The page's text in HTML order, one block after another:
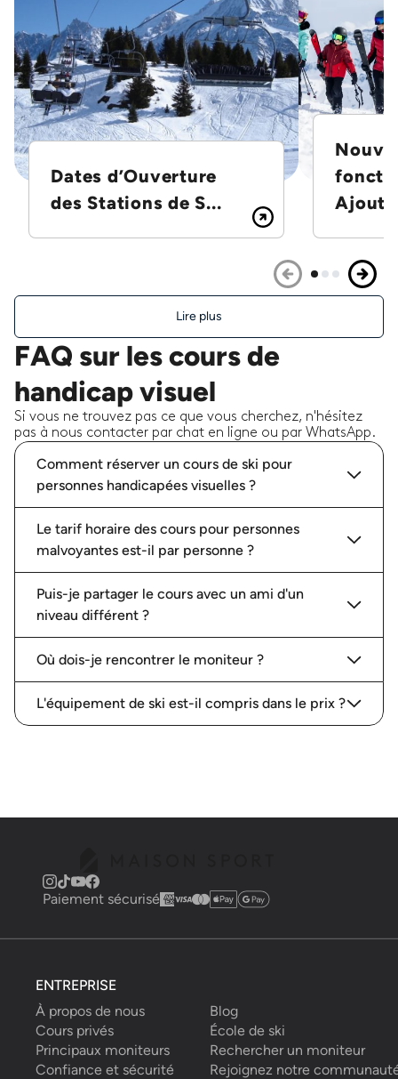
Dates d’Ouverture
des Stations de S...
Lire plus
FAQ sur les cours de
handicap visuel
Si vous ne trouvez pas ce que vous cherchez, n'hésitez
pas à nous contacter par chat en ligne ou par WhatsApp.
Comment réserver un cours de ski pour
personnes handicapées visuelles ?
Le tarif horaire des cours pour personnes
malvoyantes est-il par personne ?
Puis-je partager le cours avec un ami d'un
niveau différent ?
Où dois-je rencontrer le moniteur ?
L'équipement de ski est-il compris dans le prix ?
Paiement sécurisé
ENTREPRISE
À propos de nous
Blog
Cours privés
École de ski
Principaux moniteurs
Rechercher un moniteur
Confiance et sécurité
Rejoignez notre